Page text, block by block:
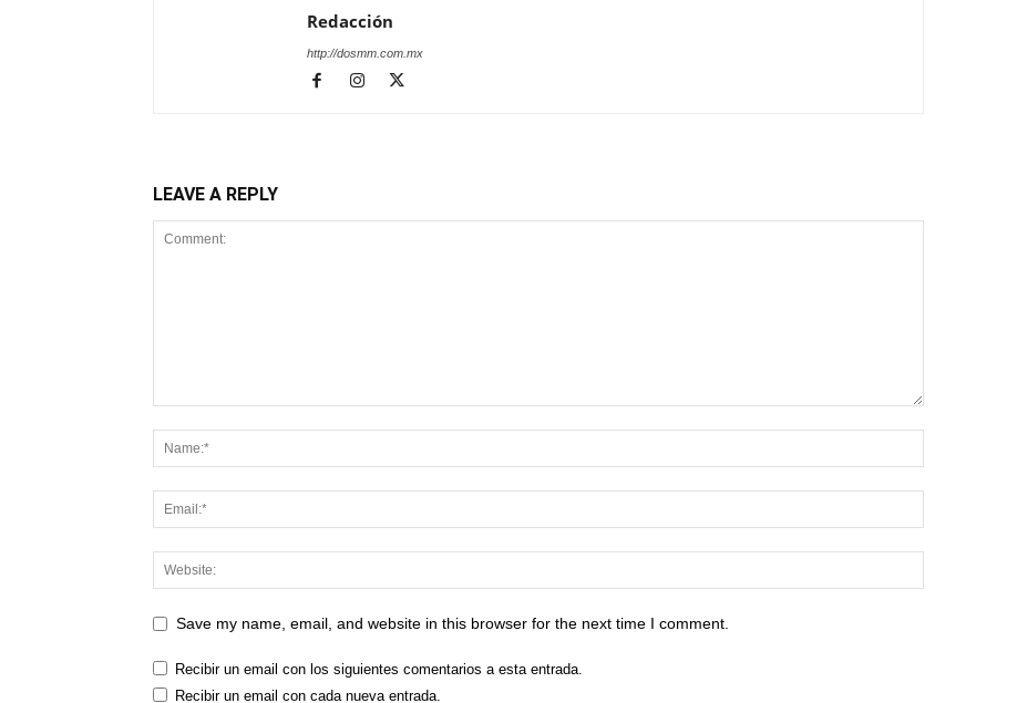
Redacción
http://dosmm.com.mx
LEAVE A REPLY
Save my name, email, and website in this browser for the next time I comment.
Recibir un email con los siguientes comentarios a esta entrada.
Recibir un email con cada nueva entrada.